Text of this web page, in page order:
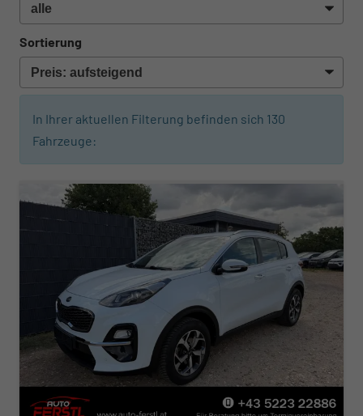
Sortierung
In Ihrer aktuellen Filterung befinden sich 130
Fahrzeuge: